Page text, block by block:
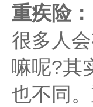
重疾险：
很多人
嘛呢?其
也不同